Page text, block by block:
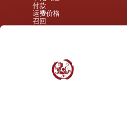
付款
运费价格
召回
微笑检查报告 - 门店